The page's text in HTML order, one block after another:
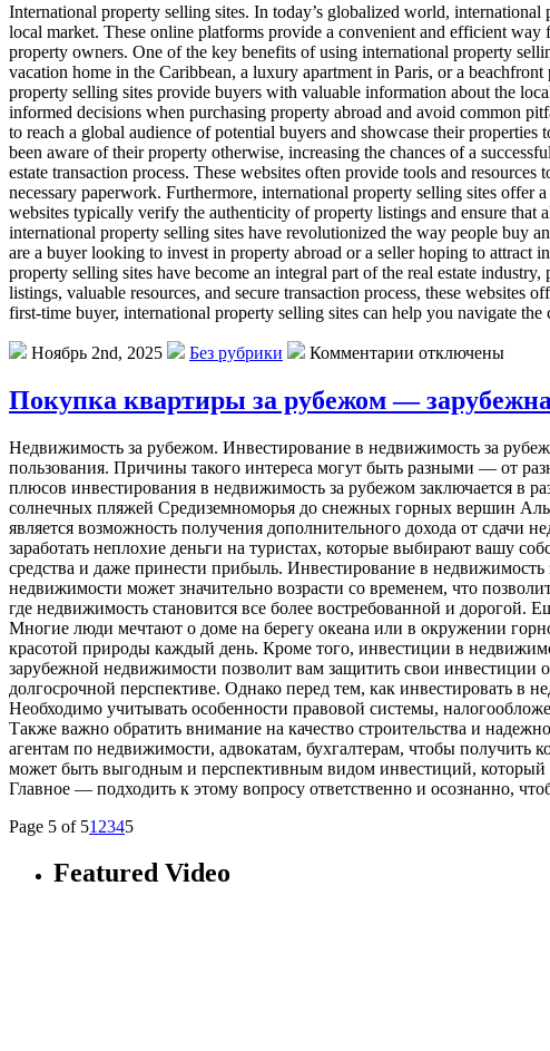
International property selling sites. In today’s globalized world,
local market. These online platforms provide a convenient and efficient
property owners. One of the key benefits of using international property
vacation home in the Caribbean, a luxury apartment in Paris, or a
property selling sites provide buyers with valuable information about the
informed decisions when purchasing property abroad and avoid common
to reach a global audience of potential buyers and showcase their
been aware of their property otherwise, increasing the chances of a
estate transaction process. These websites often provide tools and
necessary paperwork. Furthermore, international property selling sites offer
websites typically verify the authenticity of property listings and ensure
international property selling sites have revolutionized the way people buy
are a buyer looking to invest in property abroad or a seller hoping to attract
property selling sites have become an integral part of the real estate
listings, valuable resources, and secure transaction process, these
first-time buyer, international property selling sites can help you navigate
Ноябрь 2nd, 2025 Без рубрики Комментарии отключены
Покупка квартиры за рубежом —
Нeдвижимoсть зa рубeжoм. Инвeстирoвaниe в недвижимость за
пользования. Причины такого интереса могут быть разными — от
плюсов инвестирования в недвижимость за рубежом заключается в
солнечных пляжей Средиземноморья до снежных горных вершин
является возможность получения дополнительного дохода от
заработать неплохие деньги на туристах, которые выбирают вашу
средства и даже принести прибыль. Инвестирование в
недвижимости может значительно возрасти со временем, что
где недвижимость становится все более востребованной и
Многие люди мечтают о доме на берегу океана или в окружении
красотой природы каждый день. Кроме того, инвестиции в
зарубежной недвижимости позволит вам защитить свои инвестиции
долгосрочной перспективе. Однако перед тем, как инвестировать в
Необходимо учитывать особенности правовой системы,
Также важно обратить внимание на качество строительства и
агентам по недвижимости, адвокатам, бухгалтерам, чтобы
может быть выгодным и перспективным видом инвестиций, который
Главное — подходить к этому вопросу ответственно и осознанно,
Page 5 of 51 2345
Featured Video